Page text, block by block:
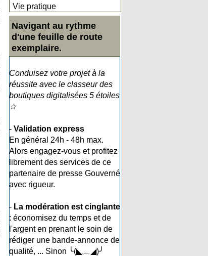
Vie pratique
Navigant au rythme
d'une feuille de route
exemplaire.
Conduisez votre projet à la
réussite avec le classeur des
boutiques digitalisées 5 étoiles
☆
- Validation express
En général 24h - 48h max.
Alors engagez-vous et profitez
librement des services de ce
partenaire de presse Gouverné
avec rigueur.
- La modération est cinglante
: économisez du temps et de
l'argent en prenant le soin de
rédiger une bande-annonce de
qualité, ... Sinon ╰(◣﹏◢)╯